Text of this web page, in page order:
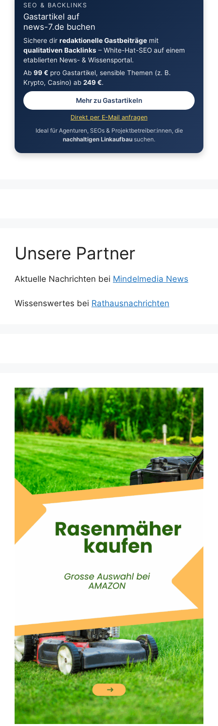
SEO & BACKLINKS
Gastartikel auf
news-7.de buchen
Sichere dir redaktionelle Gastbeiträgemit
qualitativen Backlinks– White-Hat-SEO auf einem
etablierten News- & Wissensportal.
Ab 99 €pro Gastartikel, sensible Themen (z. B.
Krypto, Casino) ab 249 €.
Mehr zu Gastartikeln
Direkt per E-Mail anfragen
Ideal für Agenturen, SEOs & Projektbetreiber:innen, die
nachhaltigen Linkaufbau suchen.
Unsere Partner
Aktuelle Nachrichten bei Mindelmedia News
Wissenswertes bei Rathausnachrichten